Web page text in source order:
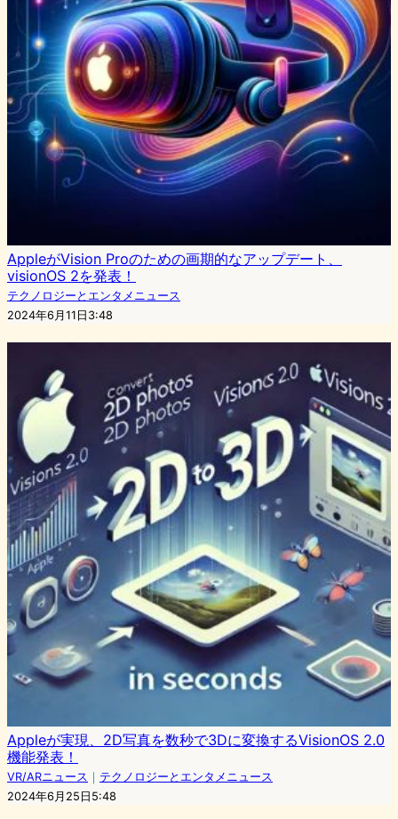
AppleがVision Proのための画期的なアップデート、
visionOS 2を発表！
テクノロジーとエンタメニュース
2024年6月11日3:48
Appleが実現、2D写真を数秒で3Dに変換するVisionOS 2.0
機能発表！
VR/ARニュース ｜ テクノロジーとエンタメニュース
2024年6月25日5:48